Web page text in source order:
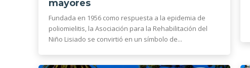
mayores
Fundada en 1956 como respuesta a la epidemia de
poliomielitis, la Asociación para la Rehabilitación del
Niño Lisiado se convirtió en un símbolo de...